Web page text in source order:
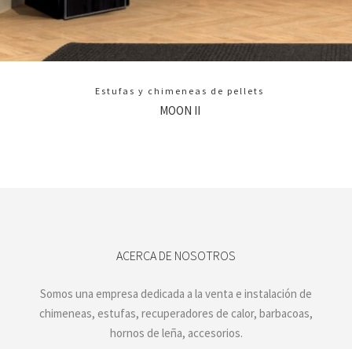
Estufas y chimeneas de pellets
MOON II
ACERCA DE NOSOTROS
Somos una empresa dedicada a la venta e instalación de
chimeneas, estufas, recuperadores de calor, barbacoas,
hornos de leña, accesorios.